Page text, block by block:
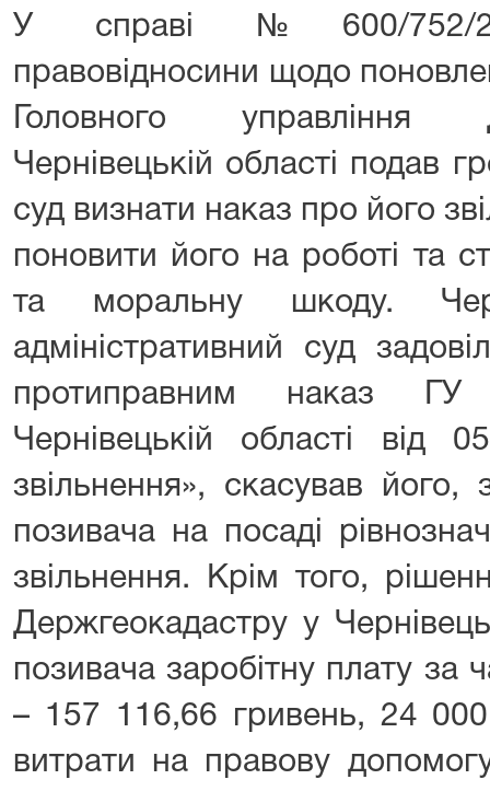
У справі №600/752/22-
правовідносини щодо
Головного управління
Чернівецькій області подав
суд визнати наказ про його
поновити його на роботі та
та моральну шкоду.
адміністративний суд
протиправним наказ ГУ
Чернівецькій області
звільнення», скасував його,
позивача на посаді
звільнення. Крім того,
Держгеокадастру у
позивача заробітну плату за
– 157 116,66 гривень, 24
витрати на правову